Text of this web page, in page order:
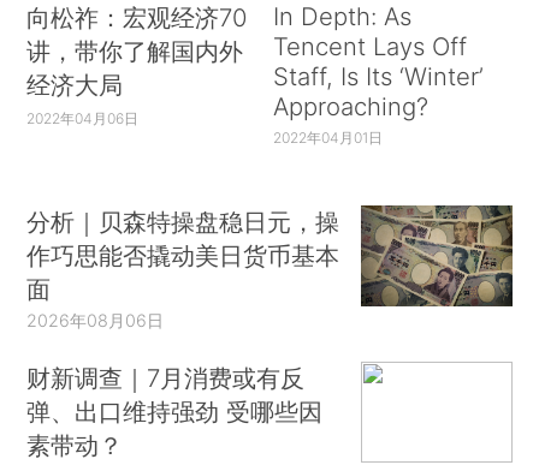
向松祚：宏观经济70
讲，带你了解国内外
经济大局
2022年04月06日
In Depth: As
Tencent Lays Off
Staff, Is Its ‘Winter’
Approaching?
2022年04月01日
分析｜贝森特操盘稳日元，操
作巧思能否撬动美日货币基本
面
2026年08月06日
财新调查｜7月消费或有反
弹、出口维持强劲 受哪些因
素带动？